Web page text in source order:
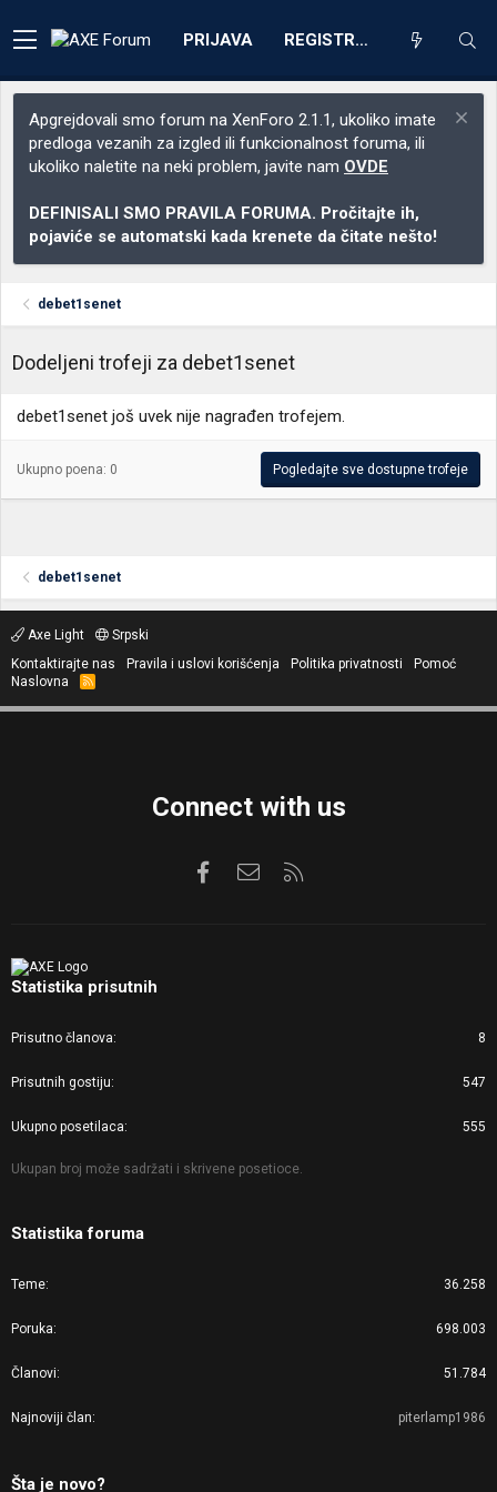
PRIJAVA REGISTRACIJA
Apgrejdovali smo forum na XenForo 2.1.1, ukoliko imate
predloga vezanih za izgled ili funkcionalnost foruma, ili
ukoliko naletite na neki problem, javite nam OVDE
DEFINISALI SMO PRAVILA FORUMA. Pročitajte ih,
pojaviće se automatski kada krenete da čitate nešto!
debet1senet
Dodeljeni trofeji za debet1senet
debet1senet još uvek nije nagrađen trofejem.
Ukupno poena: 0 Pogledajte sve dostupne trofeje
debet1senet
Axe Light
Srpski
Kontaktirajte nas
Pravila i uslovi korišćenja Politika privatnosti
Pomoć
Naslovna
R
S
Connect with us
FacebookKontaktirajte nas
Statistika prisutnih
Prisutno članova 8
Prisutnih gostiju 547
Ukupno posetilaca 555
Ukupan broj može sadržati i skrivene posetioce.
Statistika foruma
Teme 36.258
Poruka 698.003
Članovi 51.784
Najnoviji član piterlamp1986
Šta je novo?